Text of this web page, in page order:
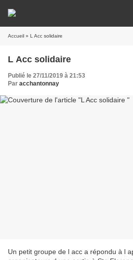
Accueil » L Acc solidaire
L Acc solidaire
Publié le 27/11/2019 à 21:53
Par acchantonnay
Un petit groupe de l acc a répondu à l